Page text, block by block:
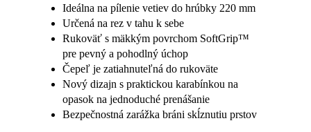
Ideálna na pílenie vetiev do hrúbky 220 mm
Určená na rez v tahu k sebe
Rukoväť s mäkkým povrchom SoftGrip™
pre pevný a pohodlný úchop
Čepeľ je zatiahnuteľná do rukoväte
Nový dizajn s praktickou karabínkou na
opasok na jednoduché prenášanie
Bezpečnostná zarážka bráni skĺznutiu prstov